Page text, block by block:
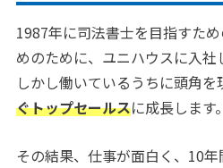
1987年に司法書士を目指すた
めのために、ユニハウスに入社
しかし働いているうちに頭角を
ぐトップセールスに成長します。
その結果、仕事が面白く、10